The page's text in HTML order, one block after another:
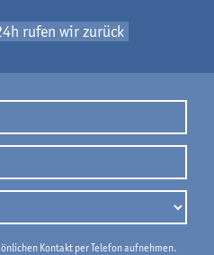
rufen wir zurück
Kontakt per Telefon aufnehmen.